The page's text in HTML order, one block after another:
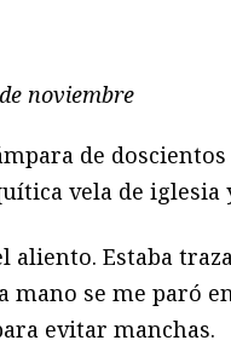
noviembre
de
vela de iglesia
aliento. Estaba
mano se me paró
evitar manchas.